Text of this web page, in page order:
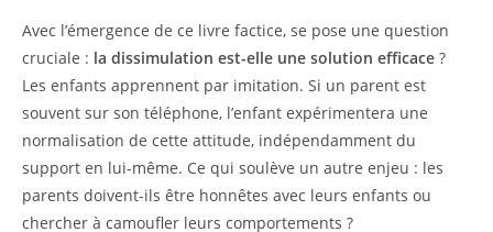
Avec l’émergence de ce livre factice, se pose une question
cruciale : la dissimulation est-elle une solution efficace ?
Les enfants apprennent par imitation. Si un parent est
souvent sur son téléphone, l’enfant expérimentera une
normalisation de cette attitude, indépendamment du
support en lui-même. Ce qui soulève un autre enjeu : les
parents doivent-ils être honnêtes avec leurs enfants ou
chercher à camoufler leurs comportements ?